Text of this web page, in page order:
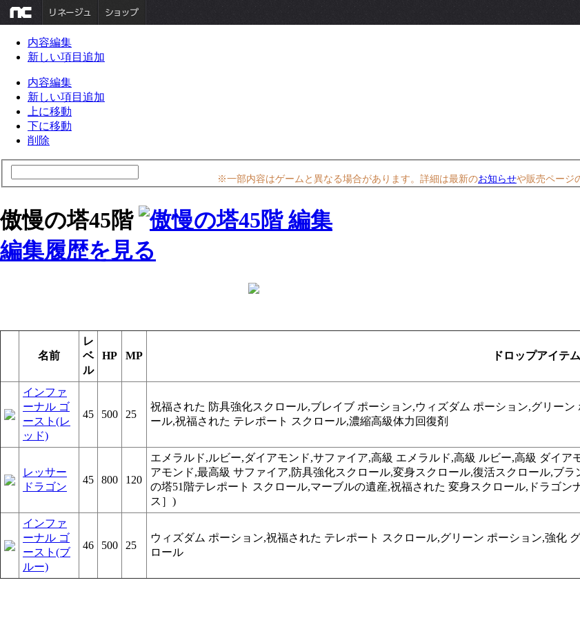
内容編集
新しい項目追加
内容編集
新しい項目追加
上に移動
下に移動
削除
※一部内容はゲームと異なる場合があります。詳細は最新のお知らせや販売ページ
傲慢の塔45階
編集履歴を見る
名前
レ
ベ
ル
HP MP ドロップアイテム
インファ
ーナル ゴ
ースト(レ
ッド)
45 500 25
祝福された 防具強化スクロール,ブレイブ ポーション,ウィズダム ポーション,グリー
ール,祝福された テレポート スクロール,濃縮高級体力回復剤
レッサー
ドラゴン
45 800 120
エメラルド,ルビー,ダイアモンド,サファイア,高級 エメラルド,高級 ルビー,高級 ダイ
アモンド,最高級 サファイア,防具強化スクロール,変身スクロール,復活スクロール,ブ
の塔51階テレポート スクロール,マーブルの遺産,祝福された 変身スクロール,ドラゴ
ス］)
インファ
ーナル ゴ
ースト(ブ
ルー)
46 500 25
ウィズダム ポーション,祝福された テレポート スクロール,グリーン ポーション,強化
ロール